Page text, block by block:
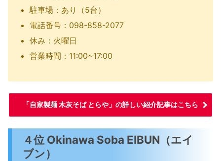
駐車場：あり（5台）
電話番号：098-858-2077
休み：火曜日
営業時間：11:00~17:00
「自家製麺 木灰そば とらや」の詳しい紹介記事はこちら
４位 Okinawa Soba EIBUN（エイ
ブン）